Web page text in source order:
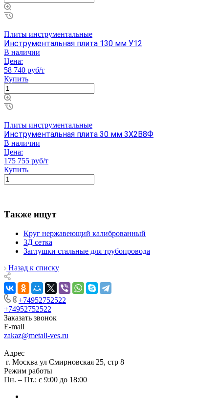
Плиты инструментальные
Инструментальная плита 130 мм У12
В наличии
Цена:
58 740 руб/т
Купить
Плиты инструментальные
Инструментальная плита 30 мм 3Х2В8Ф
В наличии
Цена:
175 755 руб/т
Купить
Также ищут
Круг нержавеющий калиброванный
3Д сетка
Заглушки стальные для трубопровода
Назад к списку
+74952752522
+74952752522
Заказать звонок
E-mail
zakaz@metall-ves.ru
Адрес
г. Москва ул Смирновская 25, стр 8
Режим работы
Пн. – Пт.: с 9:00 до 18:00